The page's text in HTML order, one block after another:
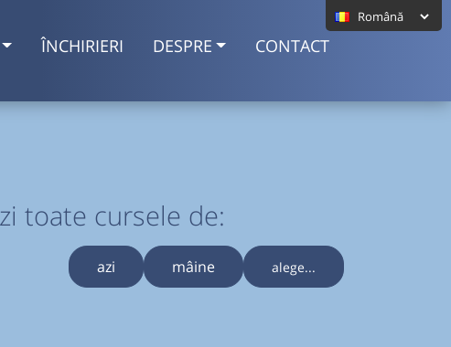
ÎNCHIRIERI DESPRE CONTACT
toate cursele de:
azi mâine alege...